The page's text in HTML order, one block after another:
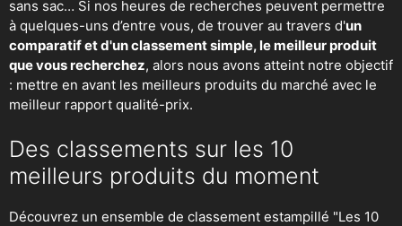
sans sac… Si nos heures de recherches peuvent permettre
à quelques-uns d’entre vous, de trouver au travers d'un
comparatif et d'un classement simple, le meilleur produit
que vous recherchez, alors nous avons atteint notre objectif
: mettre en avant les meilleurs produits du marché avec le
meilleur rapport qualité-prix.
Des classements sur les 10
meilleurs produits du moment
Découvrez un ensemble de classement estampillé "Les 10